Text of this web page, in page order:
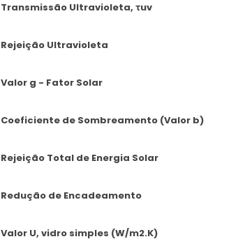
Transmissão Ultravioleta, τuv
Rejeição Ultravioleta
Valor g - Fator Solar
Coeficiente de Sombreamento (Valor b)
Rejeição Total de Energia Solar
Redução de Encadeamento
Valor U, vidro simples (W/m2.K)